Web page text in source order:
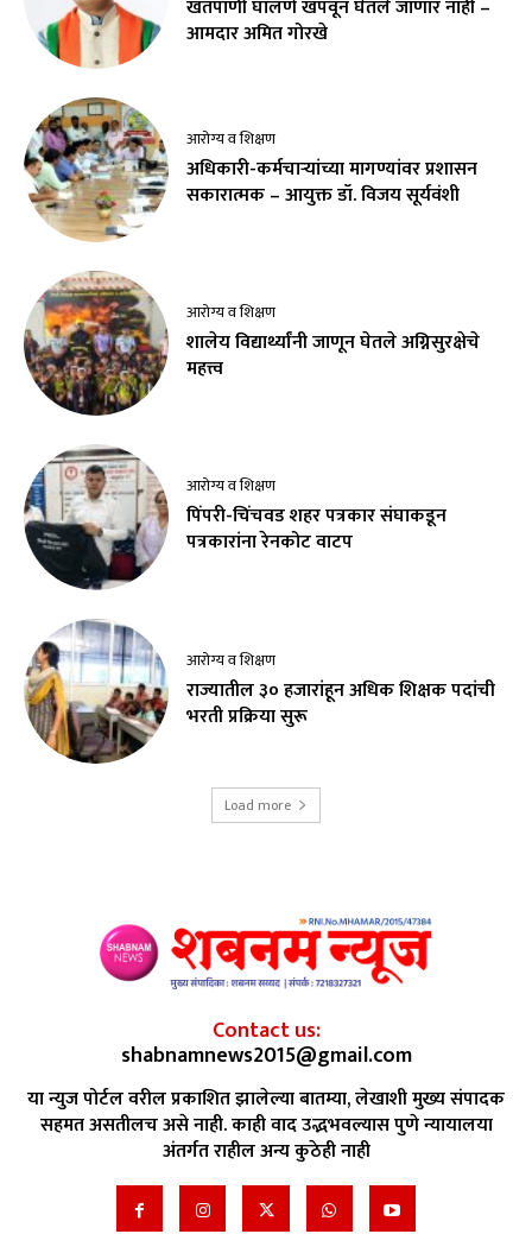
खतपाणी घालणे खपवून घेतले जाणार नाही –
आमदार अमित गोरखे
आरोग्य व शिक्षण
अधिकारी-कर्मचाऱ्यांच्या मागण्यांवर प्रशासन
सकारात्मक – आयुक्त डॉ. विजय सूर्यवंशी
आरोग्य व शिक्षण
शालेय विद्यार्थ्यांनी जाणून घेतले अग्निसुरक्षेचे
महत्त्व
आरोग्य व शिक्षण
पिंपरी-चिंचवड शहर पत्रकार संघाकडून
पत्रकारांना रेनकोट वाटप
आरोग्य व शिक्षण
राज्यातील ३० हजारांहून अधिक शिक्षक पदांची
भरती प्रक्रिया सुरू
Load more
Contact us:
shabnamnews2015@gmail.com
या न्युज पोर्टल वरील प्रकाशित झालेल्या बातम्या, लेखाशी मुख्य संपादक
सहमत असतीलच असे नाही. काही वाद उद्भभवल्यास पुणे न्यायालया
अंतर्गत राहील अन्य कुठेही नाही